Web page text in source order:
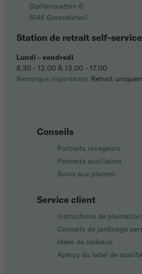
Conseils
Portraits ravageurs
Portraits auxiliaires
Soins aux plantes
Service client
Instructions de
Conseils de jardinage
Idées de cadeaux
Aperçu du label de qualité
Stahlermatten 6
6146 Grossdietwil
Station de retrait self-service
Lundi –vendredi
8.30 - 12.00 & 13.00 - 17.00
Remarque importante: Retrait